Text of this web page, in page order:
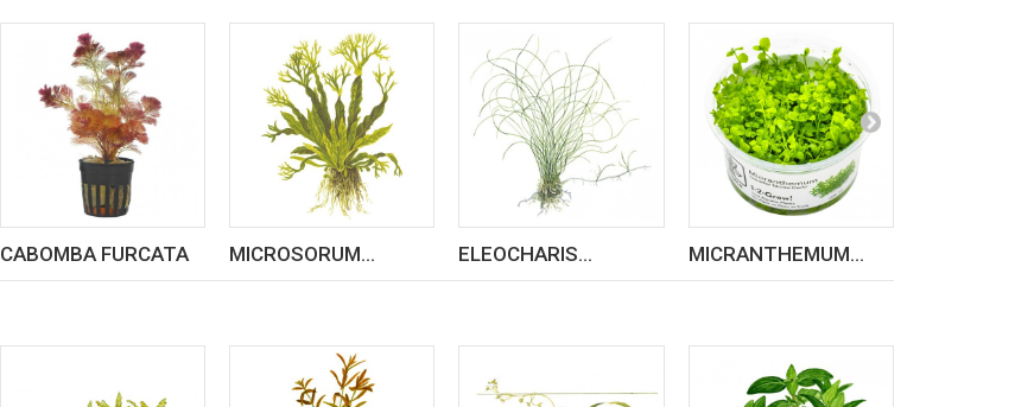
CABOMBA FURCATA MICROSORUM... ELEOCHARIS... MICRANTHEMUM...